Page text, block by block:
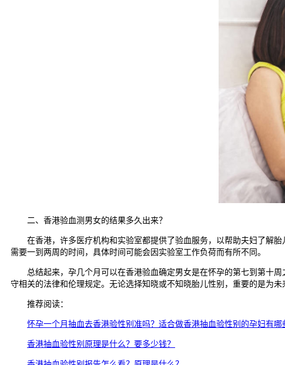
二、香港验血测男女的结果多久出来？
在香港，许多医疗机构和实验室都提供了验血服务，以帮助夫妇了解胎
需要一到两周的时间，具体时间可能会因实验室工作负荷而有所不同。
总结起来，孕几个月可以在香港验血确定男女是在怀孕的第七到第十周
守相关的法律和伦理规定。无论选择知晓或不知晓胎儿性别，重要的是为未
推荐阅读：
怀孕一个月抽血去香港验性别准吗？适合做香港抽血验性别的孕妇有哪
香港抽血验性别原理是什么？要多少钱？